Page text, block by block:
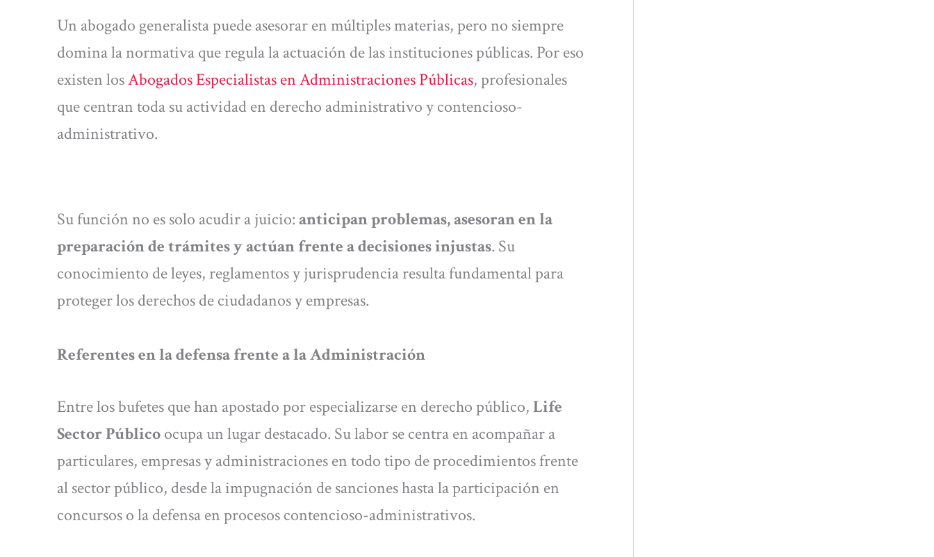
Un abogado generalista puede asesorar en múltiples materias, pero no siempre
domina la normativa que regula la actuación de las instituciones públicas. Por eso
existen losAbogados Especialistas en Administraciones Públicas, profesionales
que centran toda su actividad en derecho administrativo y contencioso-
administrativo.
Su función no es solo acudir a juicio:anticipan problemas, asesoran en la
preparación de trámites y actúan frente a decisiones injustas. Su
conocimiento de leyes, reglamentos y jurisprudencia resulta fundamental para
proteger los derechos de ciudadanos y empresas.
Referentes en la defensa frente a la Administración
Entre los bufetes que han apostado por especializarse en derecho público,Life
Sector Públicoocupa un lugar destacado. Su labor se centra en acompañar a
particulares, empresas y administraciones en todo tipo de procedimientos frente
al sector público, desde la impugnación de sanciones hasta la participación en
concursos o la defensa en procesos contencioso-administrativos.